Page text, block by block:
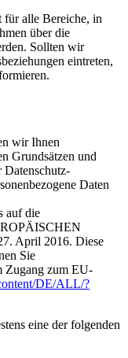
für alle Bereiche, in
über die
Sollten wir
eintreten,
wir Ihnen
Grundsätzen und
Datenschutz-
Daten
auf die
April 2016. Diese
Sie
Zugang zum EU-
DE/ALL/?
eine der folgenden